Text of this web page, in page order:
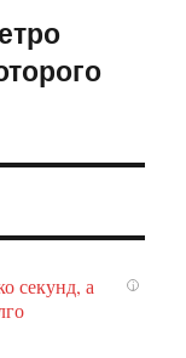
i
секунд, а